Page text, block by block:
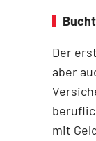
Der
aber
mit